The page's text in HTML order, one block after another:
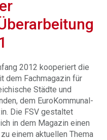
2012 kooperiert die
dem Fachmagazin für
Städte und
dem EuroKommunal-
Die FSV gestaltet
in dem Magazin einen
einem aktuellen Thema